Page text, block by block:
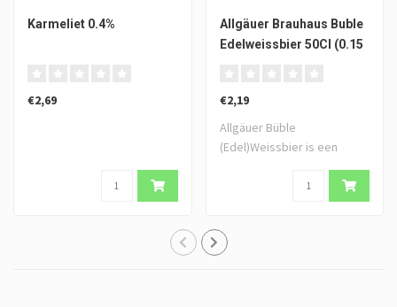
Karmeliet 0.4%
€2,69
Allgäuer Brauhaus Buble
Edelweissbier 50Cl (0.15
€2,19
Allgäuer Büble
(Edel)Weissbier is een
perfect gebalanceerd b..